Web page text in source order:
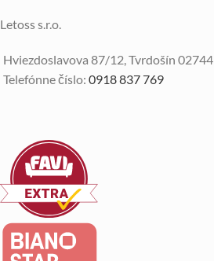
Letoss s.r.o.
Hviezdoslavova 87/12, Tvrdošín 02744
Telefónne číslo: 0918 837 769